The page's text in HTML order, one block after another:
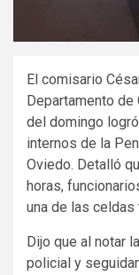
El comisario
Departamento de
del domingo
internos de la
Oviedo. Detalló
horas,
una de las
Dijo que al notar
policial y